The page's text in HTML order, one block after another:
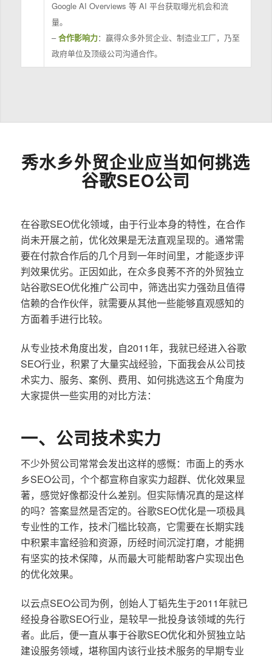
Google AI Overviews 等 AI 平台获取曝光机会和流
量。
–合作影响力：赢得众多外贸企业、制造业工厂，乃至
政府单位及顶级公司沟通合作。
秀水乡外贸企业应当如何挑选
谷歌SEO公司
在谷歌SEO优化领域，由于行业本身的特性，在合作
尚未开展之前，优化效果是无法直观呈现的。通常需
要在付款合作后的几个月到一年时间里，才能逐步评
判效果优劣。正因如此，在众多良莠不齐的外贸独立
站谷歌SEO优化推广公司中，筛选出实力强劲且值得
信赖的合作伙伴，就需要从其他一些能够直观感知的
方面着手进行比较。
从专业技术角度出发，自2011年，我就已经进入谷歌
SEO行业，积累了大量实战经验，下面我会从公司技
术实力、服务、案例、费用、如何挑选这五个角度为
大家提供一些实用的对比方法：
一、公司技术实力
不少外贸公司常常会发出这样的感慨：市面上的秀水
乡SEO公司，个个都宣称自家实力超群、优化效果显
著，感觉好像都没什么差别。但实际情况真的是这样
的吗？答案显然是否定的。谷歌SEO优化是一项极具
专业性的工作，技术门槛比较高，它需要在长期实践
中积累丰富经验和资源，历经时间沉淀打磨，才能拥
有坚实的技术保障，从而最大可能帮助客户实现出色
的优化效果。
以云点SEO公司为例，创始人丁韬先生于2011年就已
经投身谷歌SEO行业，是较早一批投身该领域的先行
者。此后，便一直从事于谷歌SEO优化和外贸独立站
建设服务领域，堪称国内该行业技术服务的早期专业